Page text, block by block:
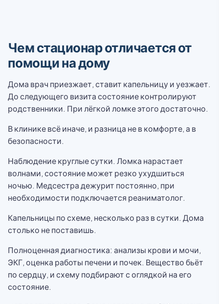
Чем стационар отличается от
помощи на дому
Дома врач приезжает, ставит капельницу и уезжает.
До следующего визита состояние контролируют
родственники. При лёгкой ломке этого достаточно.
В клинике всё иначе, и разница не в комфорте, а в
безопасности.
Наблюдение круглые сутки. Ломка нарастает
волнами, состояние может резко ухудшиться
ночью. Медсестра дежурит постоянно, при
необходимости подключается реаниматолог.
Капельницы по схеме, несколько раз в сутки. Дома
столько не поставишь.
Полноценная диагностика: анализы крови и мочи,
ЭКГ, оценка работы печени и почек. Вещество бьёт
по сердцу, и схему подбирают с оглядкой на его
состояние.